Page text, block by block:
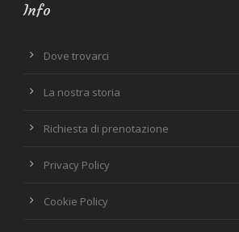
Info
Dove trovarci
La nostra storia
Richiesta di prenotazione
Privacy Policy
Cookie Policy